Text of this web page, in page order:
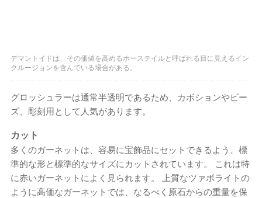
デマントイドは、その価値を高めるホーステイルと呼ばれる目に見えるイン
クルージョンを含んでいる場合がある。
グロッシュラーは通常半透明であるため、カボションやビー
ズ、彫刻用として人気があります。
カット
多くのガーネットは、容易に宝飾品にセットできるよう、標
準的な形と標準的なサイズにカットされています。 これは特
に赤いガーネットによく見られます。 上質なツァボライトの
ように高価なガーネットでは、なるべく原石からの重量を保